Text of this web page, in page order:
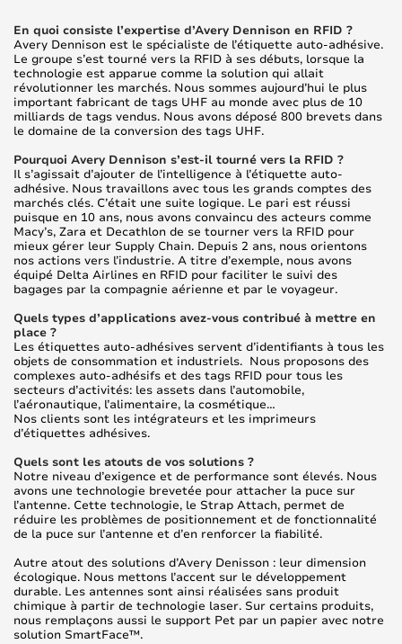
En quoi consiste l’expertise d’Avery Dennison en RFID ?
Avery Dennison est le spécialiste de l’étiquette auto-adhésive.
Le groupe s’est tourné vers la RFID à ses débuts, lorsque la
technologie est apparue comme la solution qui allait
révolutionner les marchés. Nous sommes aujourd’hui le plus
important fabricant de tags UHF au monde avec plus de 10
milliards de tags vendus. Nous avons déposé 800 brevets dans
le domaine de la conversion des tags UHF.
Pourquoi Avery Dennison s’est-il tourné vers la RFID ?
Il s’agissait d’ajouter de l’intelligence à l’étiquette auto-
adhésive. Nous travaillons avec tous les grands comptes des
marchés clés. C’était une suite logique. Le pari est réussi
puisque en 10 ans, nous avons convaincu des acteurs comme
Macy’s, Zara et Decathlon de se tourner vers la RFID pour
mieux gérer leur Supply Chain. Depuis 2 ans, nous orientons
nos actions vers l’industrie. A titre d’exemple, nous avons
équipé Delta Airlines en RFID pour faciliter le suivi des
bagages par la compagnie aérienne et par le voyageur.
Quels types d’applications avez-vous contribué à mettre en
place ?
Les étiquettes auto-adhésives servent d’identifiants à tous les
objets de consommation et industriels. Nous proposons des
complexes auto-adhésifs et des tags RFID pour tous les
secteurs d’activités: les assets dans l’automobile,
l’aéronautique, l’alimentaire, la cosmétique…
Nos clients sont les intégrateurs et les imprimeurs
d’étiquettes adhésives.
Quels sont les atouts de vos solutions ?
Notre niveau d’exigence et de performance sont élevés. Nous
avons une technologie brevetée pour attacher la puce sur
l’antenne. Cette technologie, le Strap Attach, permet de
réduire les problèmes de positionnement et de fonctionnalité
de la puce sur l’antenne et d’en renforcer la fiabilité.
Autre atout des solutions d’Avery Denisson : leur dimension
écologique. Nous mettons l’accent sur le développement
durable. Les antennes sont ainsi réalisées sans produit
chimique à partir de technologie laser. Sur certains produits,
nous remplaçons aussi le support Pet par un papier avec notre
solution SmartFace™.